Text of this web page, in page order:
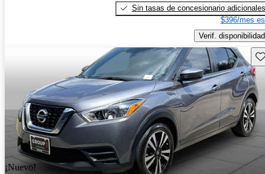
Sin tasas de concesionario adicionales
$396/mes
Verif. disponibilidad
¡Nuevo!